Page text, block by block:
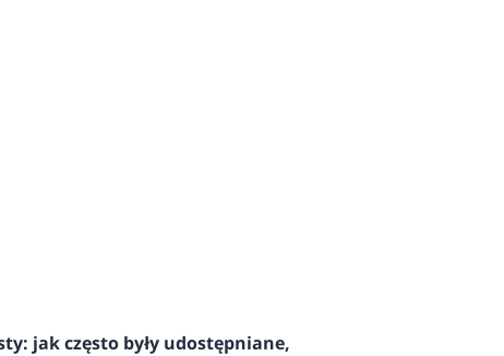
jak często były udostępniane,